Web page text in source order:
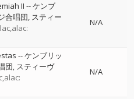
II --ケンブ
合唱団 スティー
N/A
--ケンブリッ
団 スティーヴ
N/A